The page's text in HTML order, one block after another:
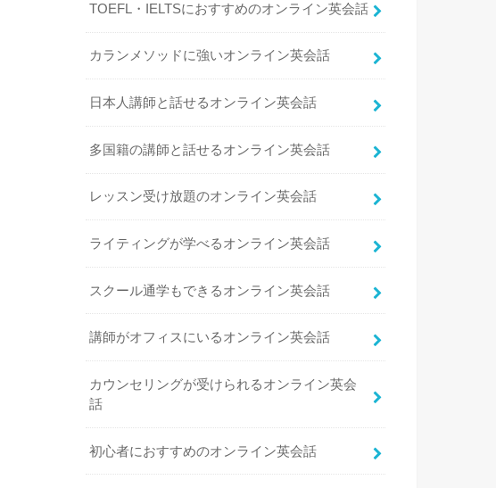
TOEFL・IELTSにおすすめのオンライン英会話
カランメソッドに強いオンライン英会話
日本人講師と話せるオンライン英会話
多国籍の講師と話せるオンライン英会話
レッスン受け放題のオンライン英会話
ライティングが学べるオンライン英会話
スクール通学もできるオンライン英会話
講師がオフィスにいるオンライン英会話
カウンセリングが受けられるオンライン英会
話
初心者におすすめのオンライン英会話